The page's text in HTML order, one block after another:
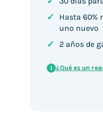
✓
Hasta 60%
uno nuevo
✓ 2 años de
i ¿Qué es un